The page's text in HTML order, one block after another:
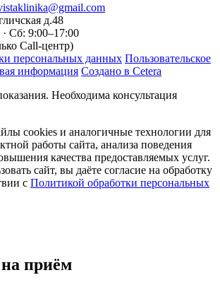
д.48
Сб: 9:00–17:00
Call-центр)
персональных данных Пользовательское
информация Создано в Cetera
Необходима консультация
cookies и аналогичные технологии для
работы сайта, анализа поведения
качества предоставляемых услуг.
сайт, вы даёте согласие на обработку
с Политикой обработки персональных
приём